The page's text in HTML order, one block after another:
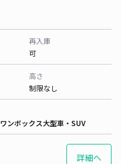
再入庫
可
高さ
制限なし
ワンボックス大型車・SUV
詳細へ